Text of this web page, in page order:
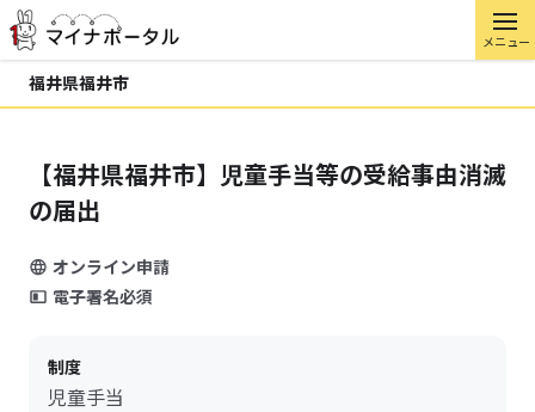
メニュー
福井県福井市
【福井県福井市】児童手当等の受給事由消滅
の届出
オンライン申請
電子署名必須
制度
児童手当